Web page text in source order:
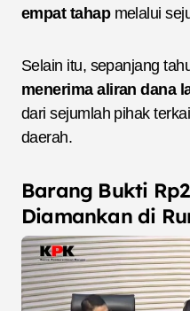
empat tahapmelalui
Selain itu, sepanjang
menerima aliran dana
dari sejumlah pihak
daerah.
Barang Bukti
Diamankan di